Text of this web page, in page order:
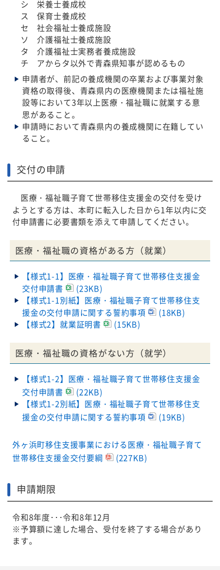
シ 栄養士養成校
ス 保育士養成校
セ 社会福祉士養成施設
ソ 介護福祉士養成施設
タ 介護福祉士実務者養成施設
チ アからタ以外で青森県知事が認めるもの
申請者が、前記の養成機関の卒業および事業対象
資格の取得後、青森県内の医療機関または福祉施
設等において3年以上医療・福祉職に就業する意
思があること。
申請時において青森県内の養成機関に在籍してい
ること。
交付の申請
医療・福祉職子育て世帯移住支援金の交付を受け
ようとする方は、本町に転入した日から1年以内に交
付申請書に必要書類を添えて申請してください。
医療・福祉職の資格がある方（就業）
【様式1-1】医療・福祉職子育て世帯移住支援金
交付申請書
(23KB)
【様式1-1別紙】医療・福祉職子育て世帯移住支
援金の交付申請に関する誓約事項
(18KB)
【様式2】就業証明書
(15KB)
​医療・福祉職の資格がない方（就学）
【様式1-2】医療・福祉職子育て世帯移住支援金
交付申請書
(22KB)
【様式1-2別紙】医療・福祉職子育て世帯移住支
援金の交付申請に関する誓約事項
(19KB)
外ヶ浜町移住支援事業における医療・福祉職子育て
世帯移住支援金交付要綱
(227KB)
申請期限
令和8年度･･･令和8年12月
※予算額に達した場合、受付を終了する場合があり
ます。